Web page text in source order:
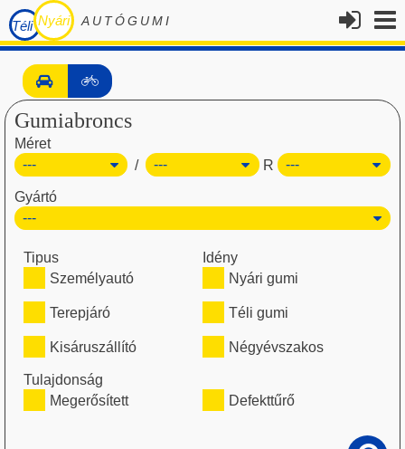
Téli Nyári AUTÓGUMI
Gumiabroncs
Méret
/
R
Gyártó
Tipus
Személyautó
Terepjáró
Kisáruszállító
Idény
Nyári gumi
Téli gumi
Négyévszakos
Tulajdonság
Megerősített
Defekttűrő